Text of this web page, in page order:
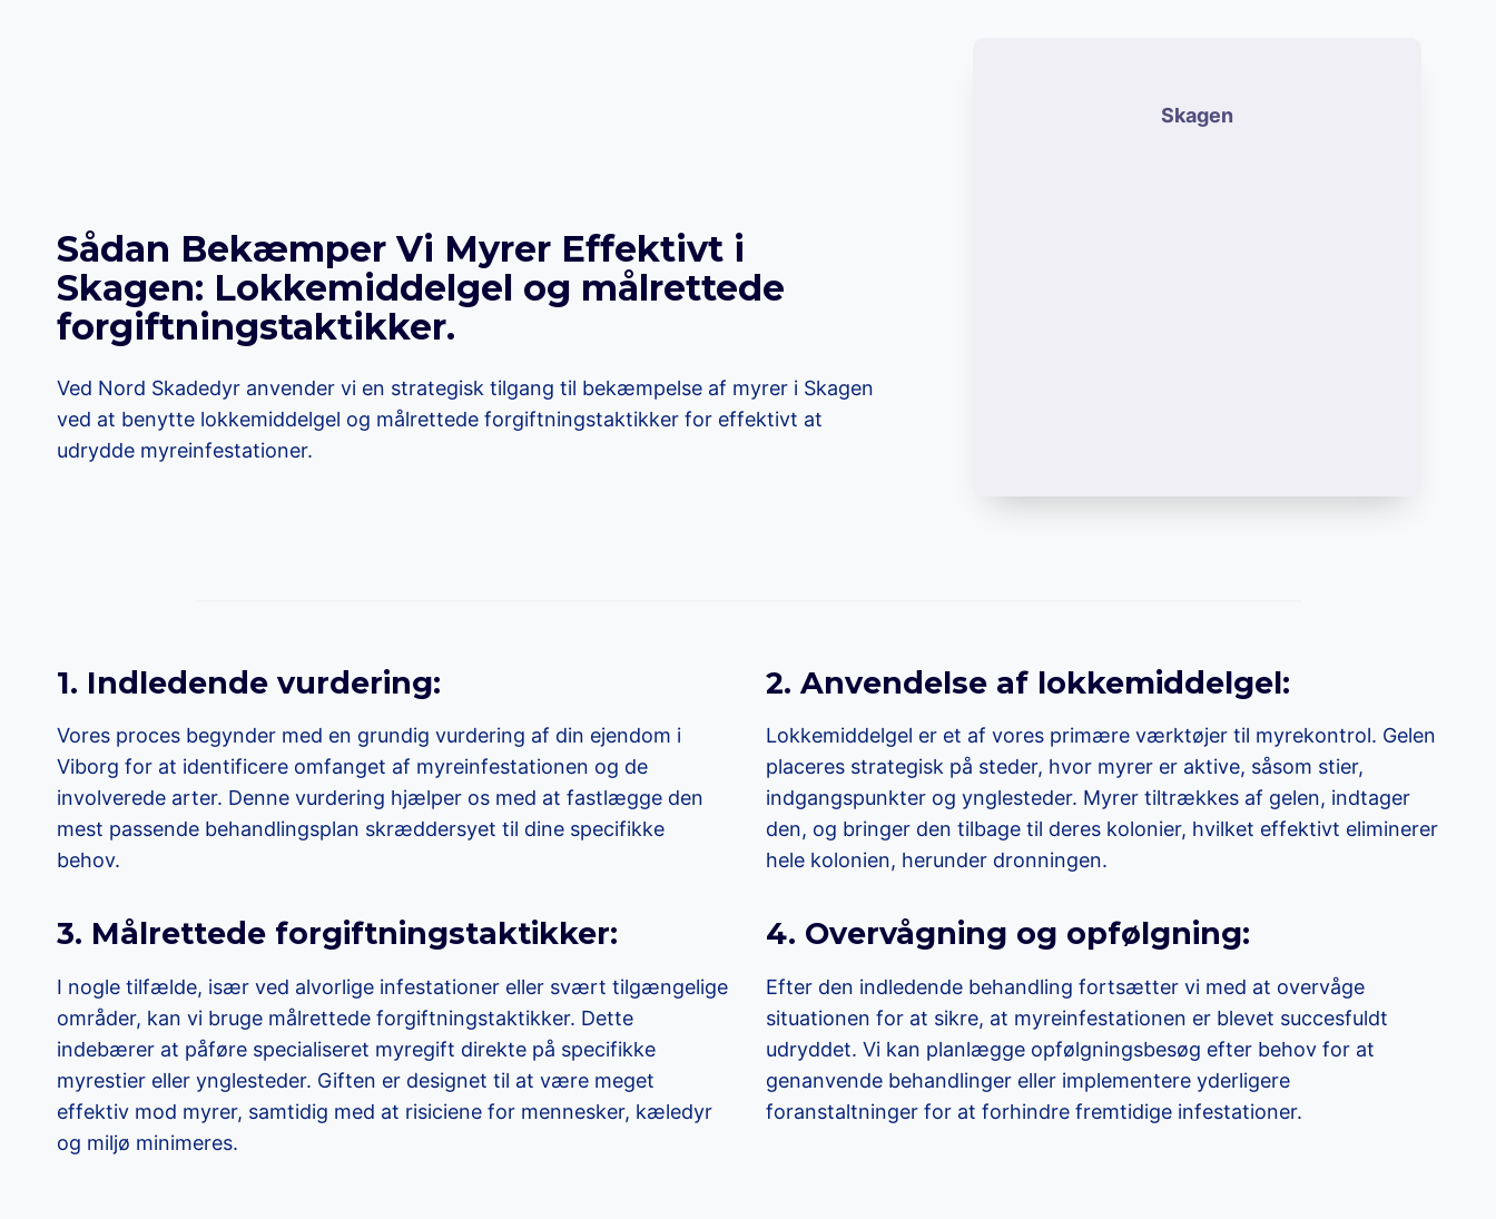
Sådan Bekæmper Vi Myrer Effektivt i
Skagen: Lokkemiddelgel og målrettede
forgiftningstaktikker.
Ved Nord Skadedyr anvender vi en strategisk tilgang til bekæmpelse af myrer i Skagen
ved at benytte lokkemiddelgel og målrettede forgiftningstaktikker for effektivt at
udrydde myreinfestationer.
Skagen
1. Indledende vurdering:
Vores proces begynder med en grundig vurdering af din ejendom i
Viborg for at identificere omfanget af myreinfestationen og de
involverede arter. Denne vurdering hjælper os med at fastlægge den
mest passende behandlingsplan skræddersyet til dine specifikke
behov.
2. Anvendelse af lokkemiddelgel:
Lokkemiddelgel er et af vores primære værktøjer til myrekontrol. Gelen
placeres strategisk på steder, hvor myrer er aktive, såsom stier,
indgangspunkter og ynglesteder. Myrer tiltrækkes af gelen, indtager
den, og bringer den tilbage til deres kolonier, hvilket effektivt eliminerer
hele kolonien, herunder dronningen.
3. Målrettede forgiftningstaktikker:
I nogle tilfælde, især ved alvorlige infestationer eller svært tilgængelige
områder, kan vi bruge målrettede forgiftningstaktikker. Dette
indebærer at påføre specialiseret myregift direkte på specifikke
myrestier eller ynglesteder. Giften er designet til at være meget
effektiv mod myrer, samtidig med at risiciene for mennesker, kæledyr
og miljø minimeres.
4. Overvågning og opfølgning:
Efter den indledende behandling fortsætter vi med at overvåge
situationen for at sikre, at myreinfestationen er blevet succesfuldt
udryddet. Vi kan planlægge opfølgningsbesøg efter behov for at
genanvende behandlinger eller implementere yderligere
foranstaltninger for at forhindre fremtidige infestationer.